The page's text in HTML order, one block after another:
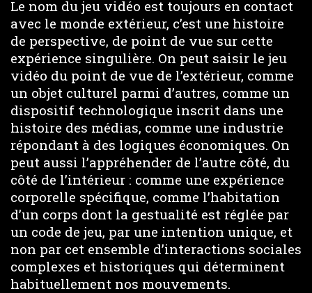
Le nom du jeu vidéo est toujours en contact
avec le monde extérieur, c’est une histoire
de perspective, de point de vue sur cette
expérience singulière. On peut saisir le jeu
vidéo du point de vue de l’extérieur, comme
un objet culturel parmi d’autres, comme un
dispositif technologique inscrit dans une
histoire des médias, comme une industrie
répondant à des logiques économiques. On
peut aussi l’appréhender de l’autre côté, du
côté de l’intérieur : comme une expérience
corporelle spécifique, comme l’habitation
d’un corps dont la gestualité est réglée par
un code de jeu, par une intention unique, et
non par cet ensemble d’interactions sociales
complexes et historiques qui déterminent
habituellement nos mouvements.